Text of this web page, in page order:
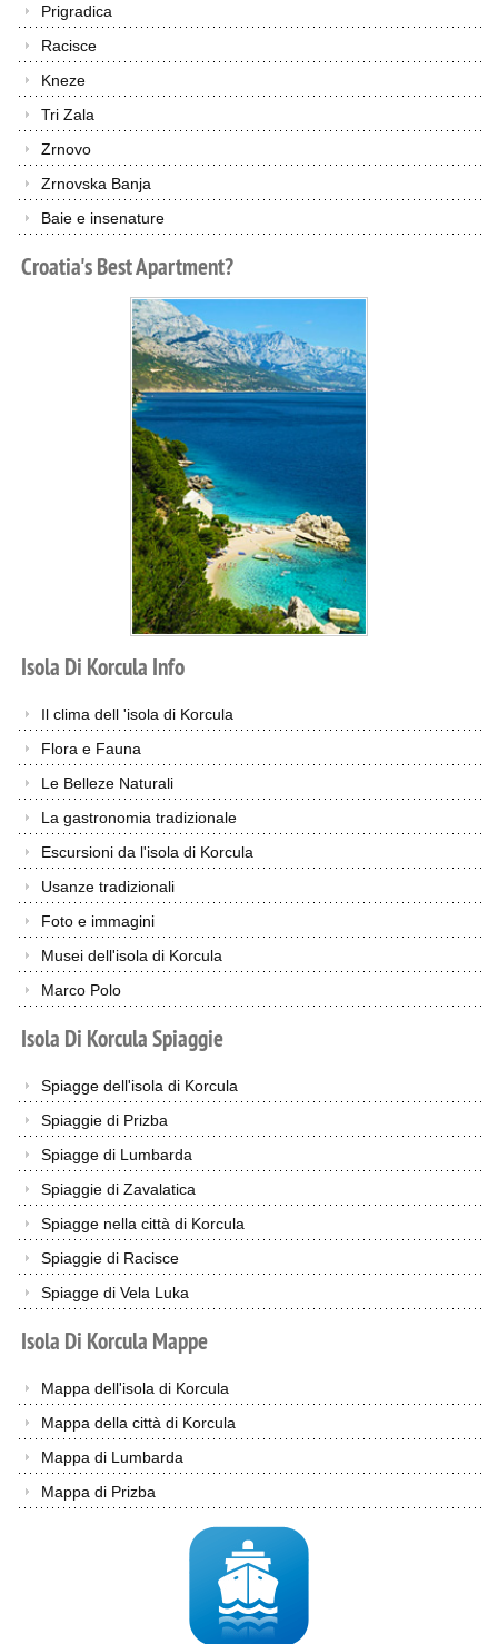
Prigradica
Racisce
Kneze
Tri Zala
Zrnovo
Zrnovska Banja
Baie e insenature
Croatia'sBestApartment?
Isola Di Korcula Info
Il clima dell 'isola di Korcula
Flora e Fauna
Le Belleze Naturali
La gastronomia tradizionale
Escursioni da l'isola di Korcula
Usanze tradizionali
Foto e immagini
Musei dell'isola di Korcula
Marco Polo
Isola Di KorculaSpiaggie
Spiagge dell'isola di Korcula
Spiaggie di Prizba
Spiagge di Lumbarda
Spiaggie di Zavalatica
Spiagge nella città di Korcula
Spiaggie di Racisce
Spiagge di Vela Luka
Isola Di Korcula Mappe
Mappa dell'isola di Korcula
Mappa della città di Korcula
Mappa di Lumbarda
Mappa di Prizba